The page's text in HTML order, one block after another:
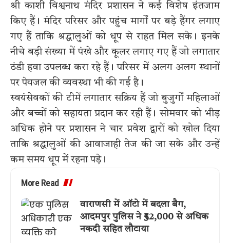
श्री काशी विश्वनाथ मंदिर प्रशासन ने कई विशेष इंतजाम
किए हैं। मंदिर परिसर और पहुंच मार्गों पर बड़े हैंगर लगाए
गए हैं ताकि श्रद्धालुओं को धूप से राहत मिल सके। इनके
नीचे बड़ी संख्या में पंखे और कूलर लगाए गए हैं जो लगातार
ठंडी हवा उपलब्ध करा रहे हैं। परिसर में अलग अलग स्थानों
पर पेयजल की व्यवस्था भी की गई है।
स्वयंसेवकों की टीमें लगातार सक्रिय हैं जो बुजुर्गों महिलाओं
और बच्चों को सहायता प्रदान कर रही हैं। सोमवार को भीड़
अधिक होने पर प्रशासन ने चार प्रवेश द्वारों को खोल दिया
ताकि श्रद्धालुओं की आवाजाही तेज की जा सके और उन्हें
कम समय धूप में रहना पड़े।
More Read
वाराणसी में ऑटो में बदला बैग,
आदमपुर पुलिस ने ₹52,000 से अधिक
नकदी सहित लौटाया